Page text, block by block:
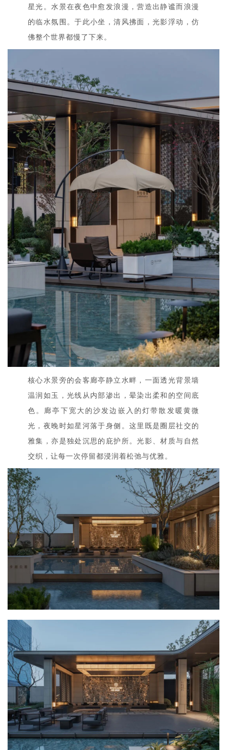
星光。水景在夜色中愈发浪漫，营造出静谧而浪漫
的临水氛围。于此小坐，清风拂面，光影浮动，仿
佛整个世界都慢了下来。
核心水景旁的会客廊亭静立水畔，一面透光背景墙
温润如玉，光线从内部渗出，晕染出柔和的空间底
色。廊亭下宽大的沙发边嵌入的灯带散发暖黄微
光，夜晚时如星河落于身侧。这里既是圈层社交的
雅集，亦是独处沉思的庇护所。光影、材质与自然
交织，让每一次停留都浸润着松弛与优雅。